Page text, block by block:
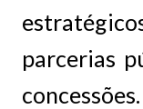
parcerias
concessões.